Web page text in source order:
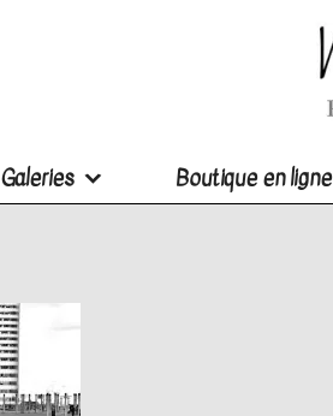
Galeries Boutique en ligne